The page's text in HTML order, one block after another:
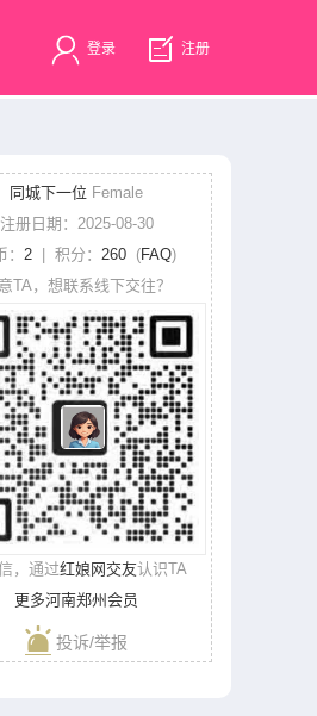
登录 注册
同城下一位 Female
注册日期：2025-08-30
2| 积分： 260(FAQ)
TA，想联系线下交往？
，通过红娘网交友认识TA
更多河南郑州会员
投诉/举报